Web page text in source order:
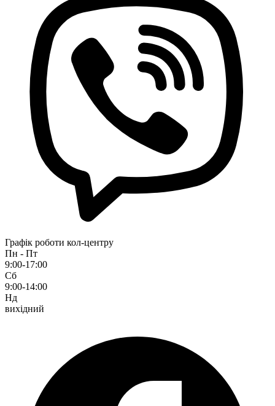
Графік роботи кол-центру
Пн - Пт
9:00-17:00
Сб
9:00-14:00
Нд
вихідний